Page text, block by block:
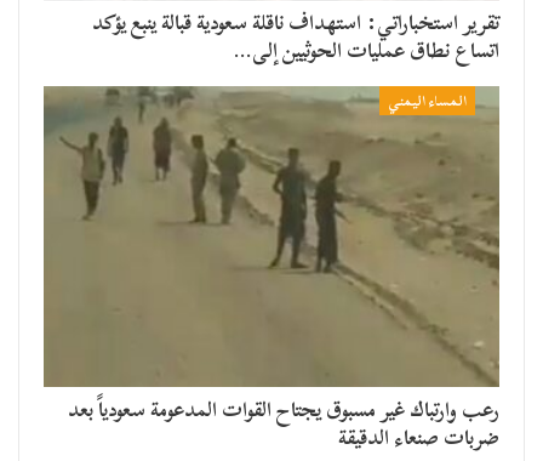
تقرير استخباراتي: استهداف ناقلة سعودية قبالة ينبع يؤكد
اتساع نطاق عمليات الحوثيين إلى…
المساء اليمني
رعب وارتباك غير مسبوق يجتاح القوات المدعومة سعودياً بعد
ضربات صنعاء الدقيقة